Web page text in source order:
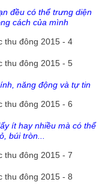
đều có thể trưng diện
cách của mình
năng động và tự tin
ít hay nhiều mà có thể
búi tròn...